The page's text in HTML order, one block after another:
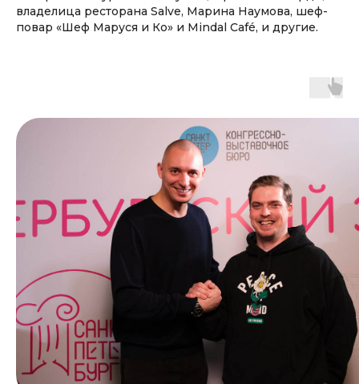
владелица ресторана Salve, Марина Наумова, шеф-
повар «Шеф Маруся и Ко» и Mindal Café, и другие.